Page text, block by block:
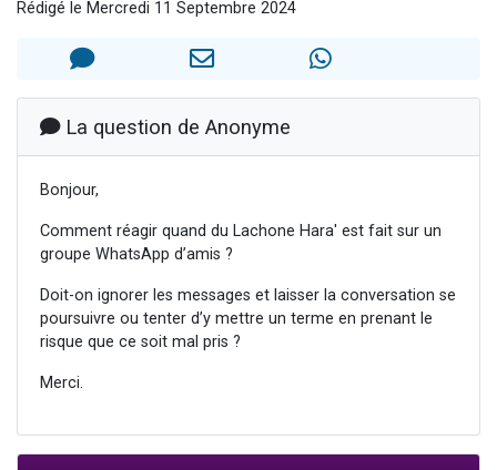
30 personnes viennent de faire un don pour Sauvez la jambe de Yohan
12 nouvelles musiques dans Torah-Box Music
29 personnes viennent de demander une bénédiction
Rédigé le Mercredi 11 Septembre 2024
La question de Anonyme
Bonjour,
Comment réagir quand du Lachone Hara' est fait sur un
groupe WhatsApp d’amis ?
Doit-on ignorer les messages et laisser la conversation se
poursuivre ou tenter d’y mettre un terme en prenant le
risque que ce soit mal pris ?
Merci.